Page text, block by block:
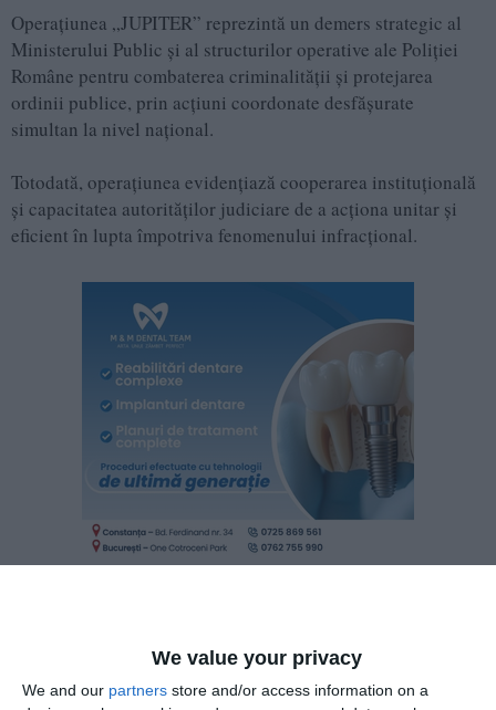
We value your privacy
We and our partners store and/or access information on a
Operațiunea „JUPITER” reprezintă un demers strategic al
Ministerului Public și al structurilor operative ale Poliției
Române pentru combaterea criminalității și protejarea
ordinii publice, prin acțiuni coordonate desfășurate
simultan la nivel național.
Totodată, operațiunea evidențiază cooperarea instituțională
și capacitatea autorităților judiciare de a acționa unitar și
eficient în lupta împotriva fenomenului infracțional.
Vom continua să oferim detalii pe parcursul desfășurării
operațiunii, în vederea asigurării transparenței și informării